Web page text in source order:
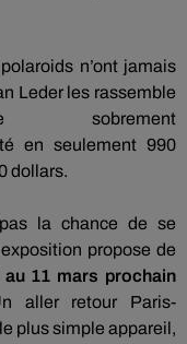
n’ont jamais
Leder les rassemble
en seulement 990
dollars.
la chance de se
propose de
11 mars prochain
aller retour
Paris-
plus simple appareil,